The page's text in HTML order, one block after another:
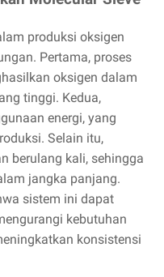
produksi oksigen
Pertama, proses
oksigen dalam
tinggi. Kedua,
energi, yang
Selain itu,
berulang kali, sehingga
jangka panjang.
sistem ini dapat
kebutuhan
konsistensi